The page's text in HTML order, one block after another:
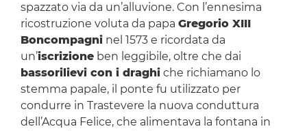
spazzato via da un’alluvione. Con l’ennesima
ricostruzione voluta da papa Gregorio XIII
Boncompagninel 1573 e ricordata da
un’iscrizioneben leggibile, oltre che dai
bassorilievi con i draghiche richiamano lo
stemma papale, il ponte fu utilizzato per
condurre in Trastevere la nuova conduttura
dell’Acqua Felice, che alimentava la fontana in